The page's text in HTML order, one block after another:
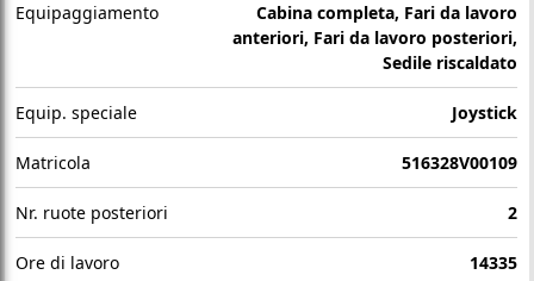
Equipaggiamento
Cabina completa, Fari da lavoro
anteriori, Fari da lavoro posteriori,
Sedile riscaldato
Equip. speciale Joystick
Matricola 516328V00109
Nr. ruote posteriori 2
Ore di lavoro 14335